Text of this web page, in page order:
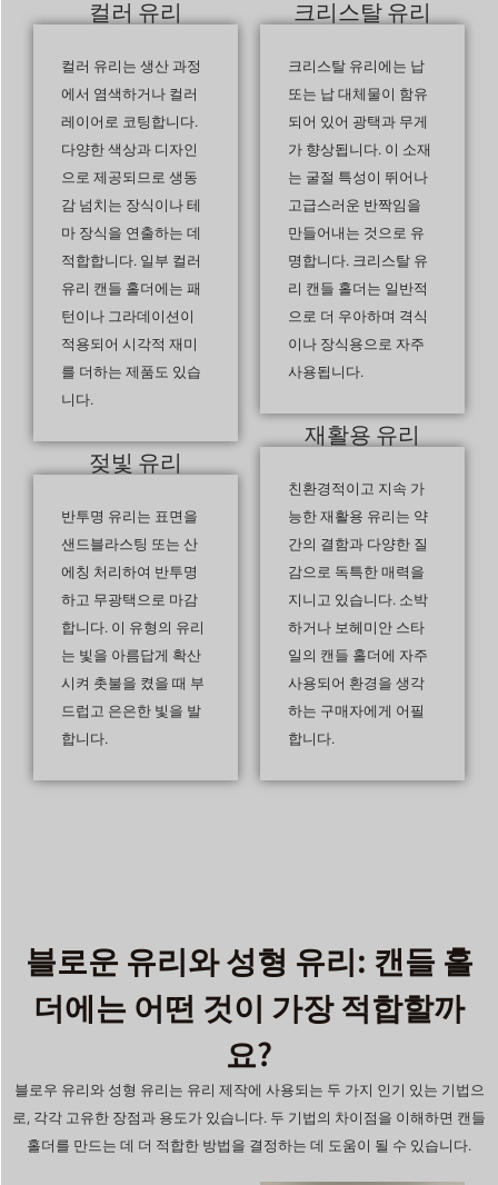
컬러 유리
컬러 유리는 생산 과정
에서 염색하거나 컬러
레이어로 코팅합니다.
다양한 색상과 디자인
으로 제공되므로 생동
감 넘치는 장식이나 테
마 장식을 연출하는 데
적합합니다. 일부 컬러
유리 캔들 홀더에는 패
턴이나 그라데이션이
적용되어 시각적 재미
를 더하는 제품도 있습
니다.
젖빛 유리
반투명 유리는 표면을
샌드블라스팅 또는 산
에칭 처리하여 반투명
하고 무광택으로 마감
합니다. 이 유형의 유리
는 빛을 아름답게 확산
시켜 촛불을 켰을 때 부
드럽고 은은한 빛을 발
합니다.
크리스탈 유리
크리스탈 유리에는 납
또는 납 대체물이 함유
되어 있어 광택과 무게
가 향상됩니다. 이 소재
는 굴절 특성이 뛰어나
고급스러운 반짝임을
만들어내는 것으로 유
명합니다. 크리스탈 유
리 캔들 홀더는 일반적
으로 더 우아하며 격식
이나 장식용으로 자주
사용됩니다.
재활용 유리
친환경적이고 지속 가
능한 재활용 유리는 약
간의 결함과 다양한 질
감으로 독특한 매력을
지니고 있습니다. 소박
하거나 보헤미안 스타
일의 캔들 홀더에 자주
사용되어 환경을 생각
하는 구매자에게 어필
합니다.
블로운 유리와 성형 유리: 캔들 홀
더에는 어떤 것이 가장 적합할까
요?
블로우 유리와 성형 유리는 유리 제작에 사용되는 두 가지 인기 있는 기법으
로, 각각 고유한 장점과 용도가 있습니다. 두 기법의 차이점을 이해하면 캔들
홀더를 만드는 데 더 적합한 방법을 결정하는 데 도움이 될 수 있습니다.